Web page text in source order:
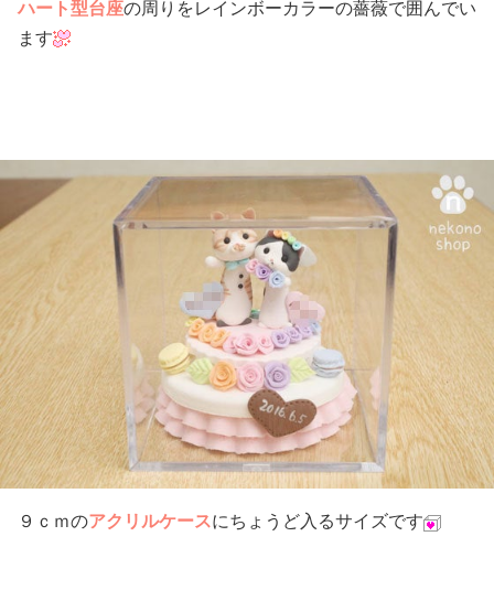
ハート型台座の周りをレインボーカラーの薔薇で囲んでい
ます
９ｃｍのアクリルケースにちょうど入るサイズです